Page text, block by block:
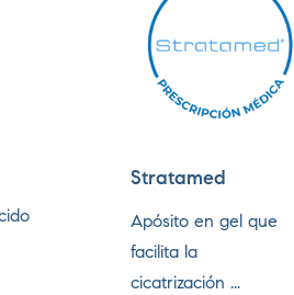
Stratamed
Apósito en gel que
facilita la
cicatrización ...